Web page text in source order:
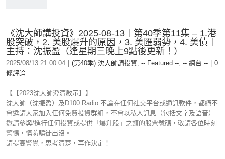
《沈大師講投資》2025-08-13︱第40季第11集 – 1.港
股突破，2. 美股爆升的原因，3. 美匯弱勢，4. 美債︱
主持：沈振盈（逢星期三晚上9點後更新！）
2025/08/13 21:00:04 (第40季) 沈大師講投資, -- Featured --, -- 網台 --
0
條評論
【【2023沈大師澄清啟示】】
沈大師（沈振盈）及D100 Radio 不論在任何社交平台或通訊軟件，都絕不
會邀請大家加入任何免費投資群組，不會以私人訊息（包括文字及語音）
邀請參與/進行任何投資或提供「爆升股」之類的股票號碼，敬請各位時刻
警惕，慎防騙徒出沒。
請提高警覺，思考清楚，再作決定！